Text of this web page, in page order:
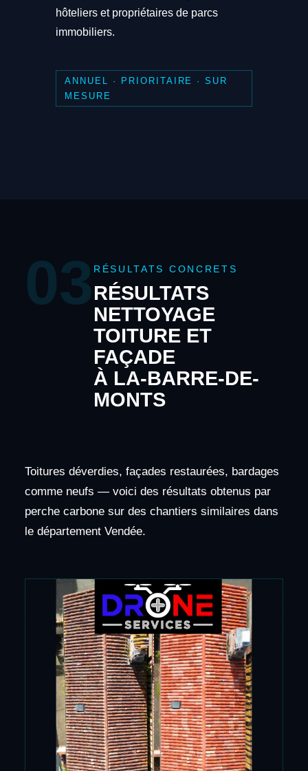
hôteliers et propriétaires de parcs
immobiliers.
ANNUEL · PRIORITAIRE · SUR
MESURE
03 RÉSULTATS CONCRETS
RÉSULTATS
NETTOYAGE
TOITURE ET
FAÇADE
À LA-BARRE-DE-
MONTS
Toitures déverdies, façades restaurées, bardages
comme neufs — voici des résultats obtenus par
perche carbone sur des chantiers similaires dans
le département Vendée.